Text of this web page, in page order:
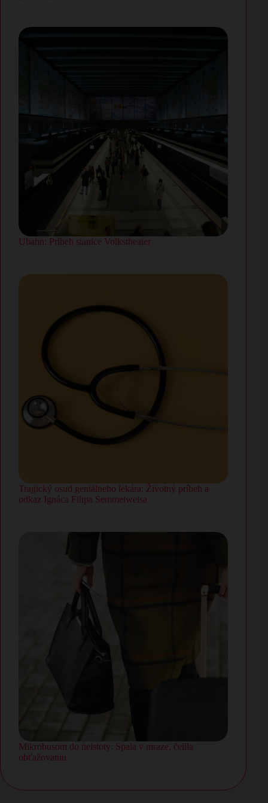
Ubahn: Príbeh stanice Volkstheater
Tragický osud geniálneho lekára: Životný príbeh a
odkaz Ignáca Filipa Semmelweisa
Mikrobusom do neistoty: Spala v mraze, čelila
obťažovaniu